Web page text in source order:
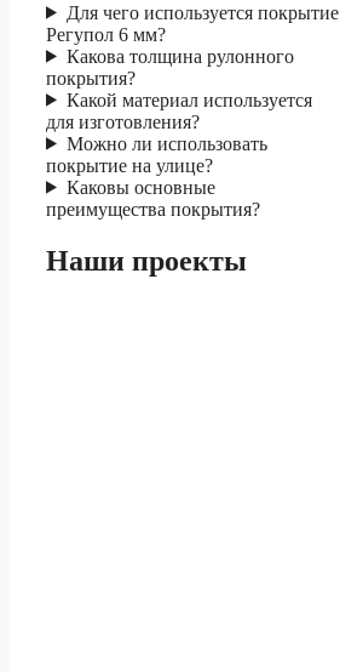
Для чего используется покрытие
Регупол 6 мм?
Какова толщина рулонного
покрытия?
Какой материал используется
для изготовления?
Можно ли использовать
покрытие на улице?
Каковы основные
преимущества покрытия?
Наши проекты